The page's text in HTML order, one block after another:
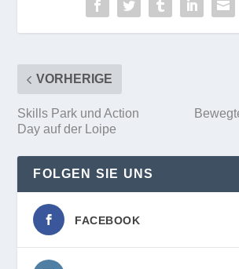
VORHERIGE
Skills Park und Action
Day auf der Loipe
FOLGEN SIE UNS
FACEBOOK